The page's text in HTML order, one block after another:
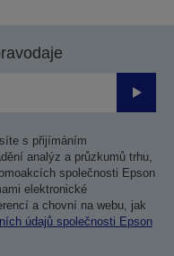
s přijímáním
analýz a průzkumů trhu,
společnosti Epson
elektronické
a chovní na webu, jak
údajů společnosti Epson